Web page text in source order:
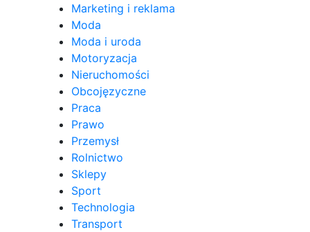
Marketing i reklama
Moda
Moda i uroda
Motoryzacja
Nieruchomości
Obcojęzyczne
Praca
Prawo
Przemysł
Rolnictwo
Sklepy
Sport
Technologia
Transport